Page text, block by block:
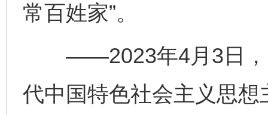
常百姓家”。
——2023年4月3日，
代中国特色社会主义思